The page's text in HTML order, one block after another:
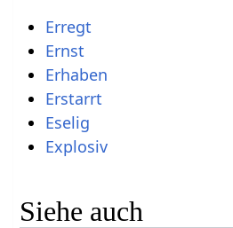
Erregt
Ernst
Erhaben
Erstarrt
Eselig
Explosiv
Siehe auch